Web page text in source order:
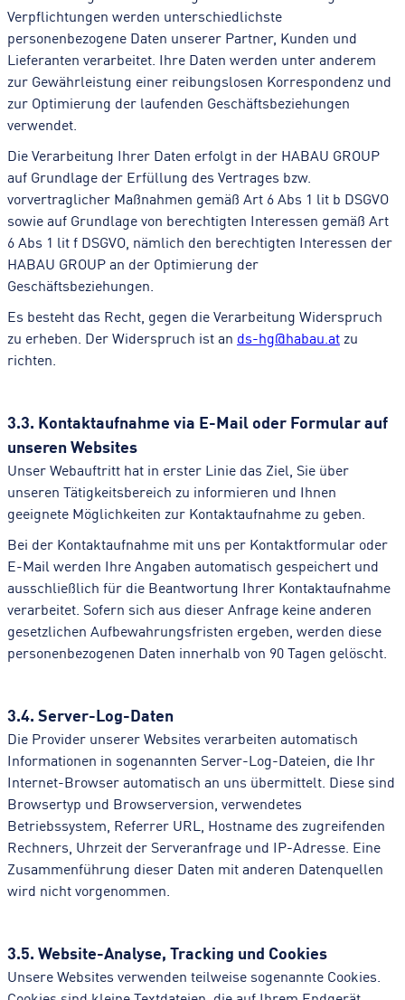
Verpflichtungen werden unterschiedlichste
personenbezogene Daten unserer Partner, Kunden und
Lieferanten verarbeitet. Ihre Daten werden unter anderem
zur Gewährleistung einer reibungslosen Korrespondenz und
zur Optimierung der laufenden Geschäftsbeziehungen
verwendet.
Die Verarbeitung Ihrer Daten erfolgt in der HABAU GROUP
auf Grundlage der Erfüllung des Vertrages bzw.
vorvertraglicher Maßnahmen gemäß Art 6 Abs 1 lit b DSGVO
sowie auf Grundlage von berechtigten Interessen gemäß Art
6 Abs 1 lit f DSGVO, nämlich den berechtigten Interessen der
HABAU GROUP an der Optimierung der
Geschäftsbeziehungen.
Es besteht das Recht, gegen die Verarbeitung Widerspruch
zu erheben. Der Widerspruch ist an ds-hg@habau.atzu
richten.
3.3. Kontaktaufnahme via E-Mail oder Formular auf
unseren Websites
Unser Webauftritt hat in erster Linie das Ziel, Sie über
unseren Tätigkeitsbereich zu informieren und Ihnen
geeignete Möglichkeiten zur Kontaktaufnahme zu geben.
Bei der Kontaktaufnahme mit uns per Kontaktformular oder
E-Mail werden Ihre Angaben automatisch gespeichert und
ausschließlich für die Beantwortung Ihrer Kontaktaufnahme
verarbeitet. Sofern sich aus dieser Anfrage keine anderen
gesetzlichen Aufbewahrungsfristen ergeben, werden diese
personenbezogenen Daten innerhalb von 90 Tagen gelöscht.
3.4. Server-Log-Daten
Die Provider unserer Websites verarbeiten automatisch
Informationen in sogenannten Server-Log-Dateien, die Ihr
Internet-Browser automatisch an uns übermittelt. Diese sind
Browsertyp und Browserversion, verwendetes
Betriebssystem, Referrer URL, Hostname des zugreifenden
Rechners, Uhrzeit der Serveranfrage und IP-Adresse. Eine
Zusammenführung dieser Daten mit anderen Datenquellen
wird nicht vorgenommen.
3.5. Website-Analyse, Tracking und Cookies
Unsere Websites verwenden teilweise sogenannte Cookies.